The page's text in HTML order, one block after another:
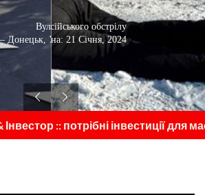
під час російського обстрілу
Україна: 21 Січня, 2024
Вулиця
Донецьк, Україна: 2010
:: потрібні інвестиції для